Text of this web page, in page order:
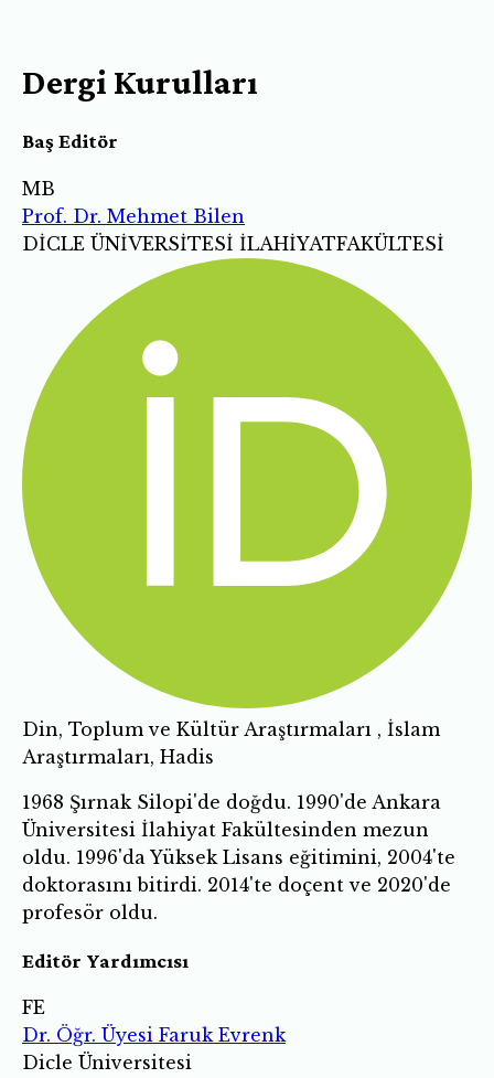
Dergi Kurulları
Baş Editör
MB
Prof. Dr. Mehmet Bilen
DİCLE ÜNİVERSİTESİ İLAHİYATFAKÜLTESİ
Din, Toplum ve Kültür Araştırmaları , İslam
Araştırmaları, Hadis
1968 Şırnak Silopi'de doğdu. 1990'de Ankara
Üniversitesi İlahiyat Fakültesinden mezun
oldu. 1996'da Yüksek Lisans eğitimini, 2004'te
doktorasını bitirdi. 2014'te doçent ve 2020'de
profesör oldu.
Editör Yardımcısı
FE
Dr. Öğr. Üyesi Faruk Evrenk
Dicle Üniversitesi